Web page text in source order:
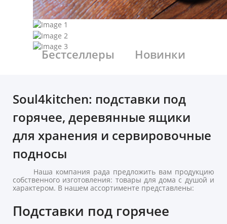
Бестселлеры Новинки
Soul4kitchen: подставки под
горячее, деревянные ящики
для хранения и сервировочные
подносы
Наша компания рада предложить вам продукцию
собственного изготовления: товары для дома с душой и
характером. В нашем ассортименте представлены:
Подставки под горячее